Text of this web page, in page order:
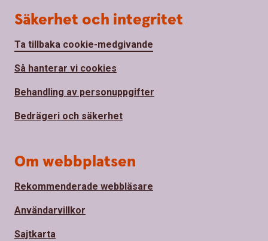
Säkerhet och integritet
Ta tillbaka cookie-medgivande
Så hanterar vi cookies
Behandling av personuppgifter
Bedrägeri och säkerhet
Om webbplatsen
Rekommenderade webbläsare
Användarvillkor
Sajtkarta